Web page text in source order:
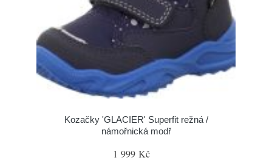
Kozačky 'GLACIER' Superfit režná /
námořnická modř
1 999 Kč